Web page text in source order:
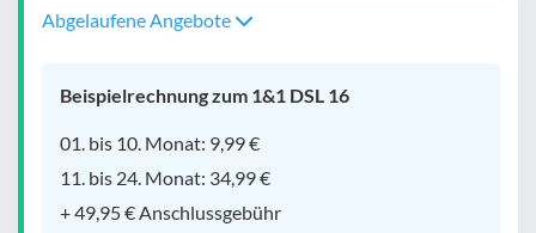
Abgelaufene Angebote
Beispielrechnung zum 1&1 DSL 16
01. bis 10. Monat: 9,99 €
11. bis 24. Monat: 34,99 €
+ 49,95 € Anschlussgebühr